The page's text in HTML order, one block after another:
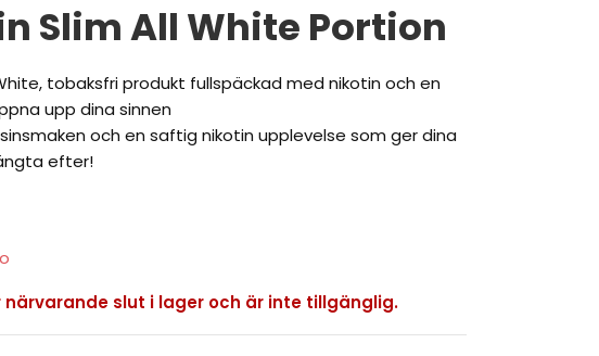
Slim All White Portion
tobaksfri produkt fullspäckad med nikotin och en
upp dina sinnen
och en saftig nikotin upplevelse som ger dina
efter!
närvarande slut i lager och är inte tillgänglig.